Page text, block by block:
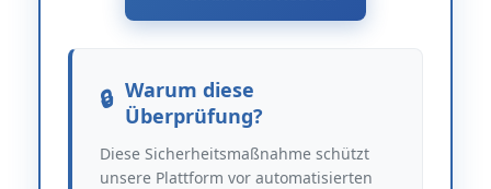
Warum diese
Überprüfung?
Diese Sicherheitsmaßnahme schützt
unsere Plattform vor automatisierten